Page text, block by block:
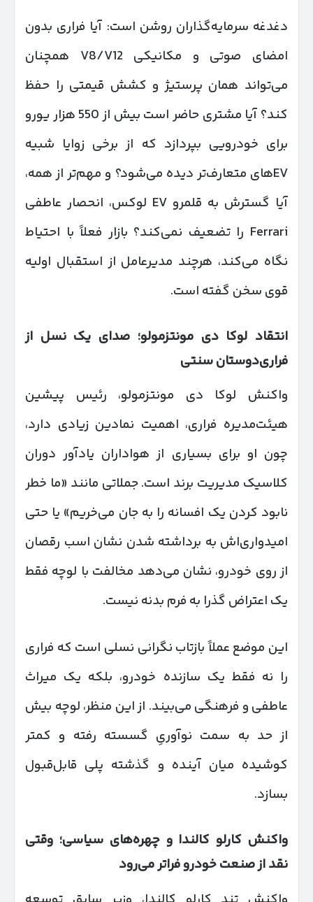
دغدغه سرمایه‌گذاران روشن است: آیا فراری بدون
امضای صوتی و مکانیکی V8/V12 همچنان
می‌تواند همان پرستیژ و کشش قیمتی را حفظ
کند؟ آیا مشتری حاضر است بیش از 550 هزار یورو
برای خودرویی بپردازد که از برخی زوایا شبیه
EVهای متعارف‌تر دیده می‌شود؟ و مهم‌تر از همه،
آیا گسترش به قلمرو EV لوکس، انحصار عاطفی
Ferrari را تضعیف نمی‌کند؟ بازار فعلاً با احتیاط
نگاه می‌کند، هرچند مدیرعامل از استقبال اولیه
قوی سخن گفته است.
انتقاد لوکا دی مونتزمولو؛ صدای یک نسل از
فراری‌دوستان سنتی
واکنش لوکا دی مونتزمولو، رئیس پیشین
هیئت‌مدیره فراری، اهمیت نمادین زیادی دارد،
چون او برای بسیاری از هواداران یادآور دوران
کلاسیک مدیریت برند است. جملاتی مانند «ما خطر
نابود کردن یک افسانه را به جان می‌خریم» یا حتی
امیدواری‌اش به برداشته شدن نشان اسب رقصان
از روی خودرو، نشان می‌دهد مخالفت با لوچه فقط
یک اعتراض گذرا به فرم بدنه نیست.
این موضع عملاً بازتاب نگرانی نسلی است که فراری
را نه فقط یک سازنده خودرو، بلکه یک میراث
عاطفی و فرهنگی می‌بیند. از این منظر، لوچه بیش
از حد به سمت نوآوریِ گسسته رفته و کمتر
کوشیده میان آینده و گذشته پلی قابل‌قبول
بسازد.
واکنش کارلو کالندا و چهره‌های سیاسی؛ وقتی
نقد از صنعت خودرو فراتر می‌رود